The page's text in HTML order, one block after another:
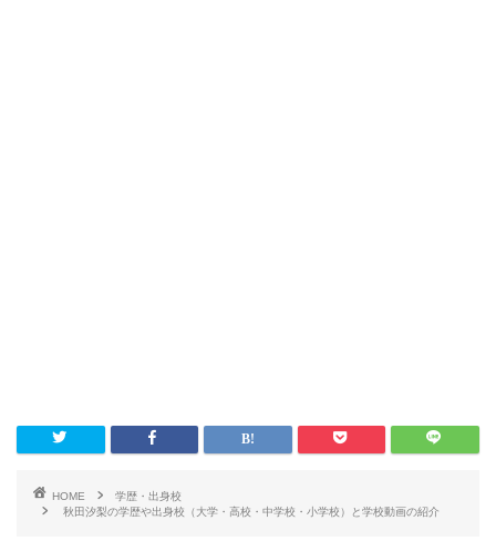
HOME
学歴・出身校
秋田汐梨の学歴や出身校（大学・高校・中学校・小学校）と学校動画の紹介